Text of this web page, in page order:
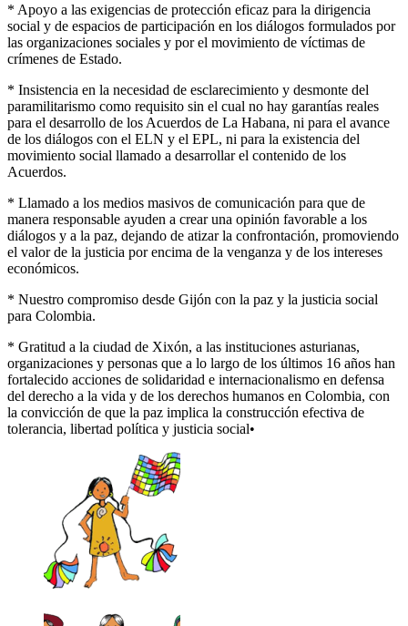
* Apoyo a las exigencias de protección eficaz para la dirigencia
social y de espacios de participación en los diálogos formulados por
las organizaciones sociales y por el movimiento de víctimas de
crímenes de Estado.
* Insistencia en la necesidad de esclarecimiento y desmonte del
paramilitarismo como requisito sin el cual no hay garantías reales
para el desarrollo de los Acuerdos de La Habana, ni para el avance
de los diálogos con el ELN y el EPL, ni para la existencia del
movimiento social llamado a desarrollar el contenido de los
Acuerdos.
* Llamado a los medios masivos de comunicación para que de
manera responsable ayuden a crear una opinión favorable a los
diálogos y a la paz, dejando de atizar la confrontación, promoviendo
el valor de la justicia por encima de la venganza y de los intereses
económicos.
* Nuestro compromiso desde Gijón con la paz y la justicia social
para Colombia.
* Gratitud a la ciudad de Xixón, a las instituciones asturianas,
organizaciones y personas que a lo largo de los últimos 16 años han
fortalecido acciones de solidaridad e internacionalismo en defensa
del derecho a la vida y de los derechos humanos en Colombia, con
la convicción de que la paz implica la construcción efectiva de
tolerancia, libertad política y justicia social•